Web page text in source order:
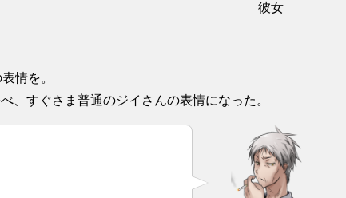
彼女
情を。
、すぐさま普通のジイさんの表情になった。